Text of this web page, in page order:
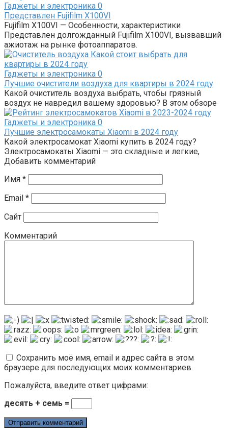
Гаджеты и электроника 0
Представлен Fujifilm X100VI
Fujifilm X100VI — Особенности, характеристики
Представлен долгожданный Fujifilm X100VI, вызвавший
ажиотаж на рынке фотоаппаратов.
Гаджеты и электроника 0
Лучшие очистители воздуха для квартиры в 2024 году
Какой очиститель воздуха выбрать, чтобы грязный
воздух не навредил вашему здоровью? В этом обзоре
Гаджеты и электроника 0
Лучшие электросамокаты Xiaomi в 2024 году
Какой электросамокат Xiaomi купить в 2024 году?
Электросамокаты Xiaomi — это складные и легкие,
Добавить комментарий
Имя *
Email *
Сайт
Комментарий
Сохранить моё имя, email и адрес сайта в этом
браузере для последующих моих комментариев.
Пожалуйста, введите ответ цифрами:
десять + семь =